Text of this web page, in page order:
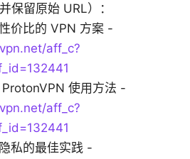
保留原始 URL）：
价比的 VPN 方案 -
aff_c?
使用方法 -
aff_c?
私的最佳实践 -